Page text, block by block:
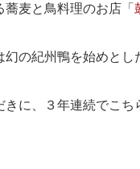
麦と鳥料理のお店「
の紀州鴨を始めと
に、３年連続でこ